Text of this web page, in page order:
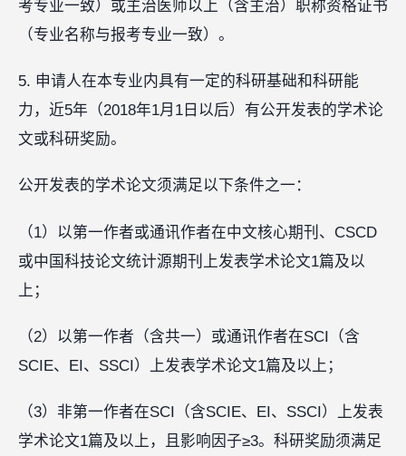
考专业一致）或主治医师以上（含主治）职称资格证书
（专业名称与报考专业一致）。
5. 申请人在本专业内具有一定的科研基础和科研能
力，近5年（2018年1月1日以后）有公开发表的学术论
文或科研奖励。
公开发表的学术论文须满足以下条件之一：
（1）以第一作者或通讯作者在中文核心期刊、CSCD
或中国科技论文统计源期刊上发表学术论文1篇及以
上；
（2）以第一作者（含共一）或通讯作者在SCI（含
SCIE、EI、SSCI）上发表学术论文1篇及以上；
（3）非第一作者在SCI（含SCIE、EI、SSCI）上发表
学术论文1篇及以上，且影响因子≥3。科研奖励须满足